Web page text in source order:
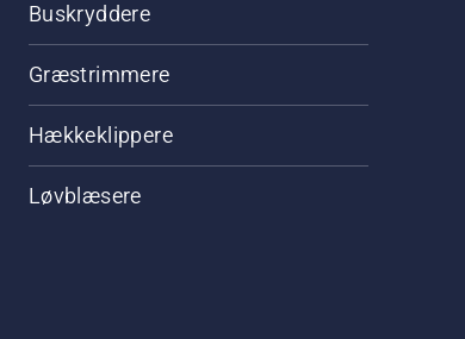
Buskryddere
Græstrimmere
Hækkeklippere
Løvblæsere